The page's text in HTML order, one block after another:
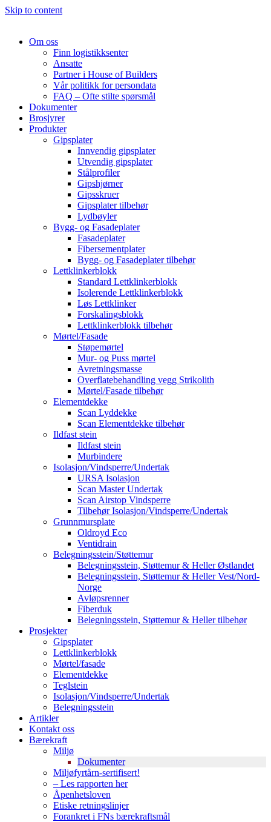
Skip to content
Om oss
Finn logistikksenter
Ansatte
Partner i House of Builders
Vår politikk for persondata
FAQ – Ofte stilte spørsmål
Dokumenter
Brosjyrer
Produkter
Gipsplater
Innvendig gipsplater
Utvendig gipsplater
Stålprofiler
Gipshjørner
Gipsskruer
Gipsplater tilbehør
Lydbøyler
Bygg- og Fasadeplater
Fasadeplater
Fibersementplater
Bygg- og Fasadeplater tilbehør
Lettklinkerblokk
Standard Lettklinkerblokk
Isolerende Lettklinkerblokk
Løs Lettklinker
Forskalingsblokk
Lettklinkerblokk tilbehør
Mørtel/Fasade
Støpemørtel
Mur- og Puss mørtel
Avretningsmasse
Overflatebehandling vegg Strikolith
Mørtel/Fasade tilbehør
Elementdekke
Scan Lyddekke
Scan Elementdekke tilbehør
Ildfast stein
Ildfast stein
Murbindere
Isolasjon/Vindsperre/Undertak
URSA Isolasjon
Scan Master Undertak
Scan Airstop Vindsperre
Tilbehør Isolasjon/Vindsperre/Undertak
Grunnmursplate
Oldroyd Eco
Ventidrain
Belegningsstein/Støttemur
Belegningsstein, Støttemur & Heller Østlandet
Belegningsstein, Støttemur & Heller Vest/Nord-
Norge
Avløpsrenner
Fiberduk
Belegningsstein, Støttemur & Heller tilbehør
Prosjekter
Gipsplater
Lettklinkerblokk
Mørtel/fasade
Elementdekke
Teglstein
Isolasjon/Vindsperre/Undertak
Belegningsstein
Artikler
Kontakt oss
Bærekraft
Miljø
Dokumenter
Miljøfyrtårn-sertifisert!
– Les rapporten her
Åpenhetsloven
Etiske retningslinjer
Forankret i FNs bærekraftsmål